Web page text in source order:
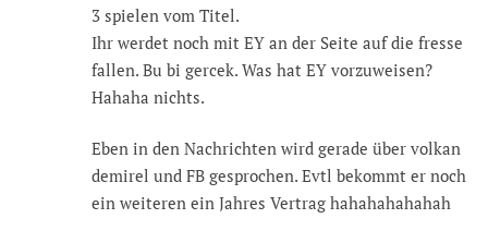
3 spielen vom Titel.
Ihr werdet noch mit EY an der Seite auf die fresse
fallen. Bu bi gercek. Was hat EY vorzuweisen?
Hahaha nichts.
Eben in den Nachrichten wird gerade über volkan
demirel und FB gesprochen. Evtl bekommt er noch
ein weiteren ein Jahres Vertrag hahahahahahah